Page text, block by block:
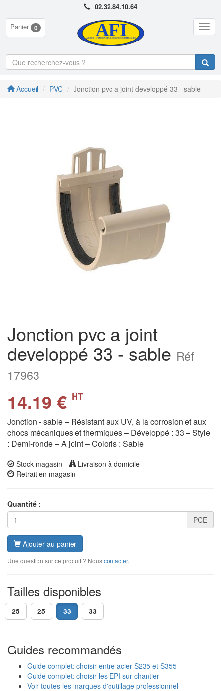
02.32.84.10.64
Panier 0
Accueil PVC Jonction pvc a joint developpé 33 - sable
Jonction pvc a joint
developpé 33 - sable Réf
17963
14.19 € HT
Jonction - sable – Résistant aux UV, à la corrosion et aux
chocs mécaniques et thermiques – Développé : 33 – Style
: Demi-ronde – A joint – Coloris : Sable
Stock magasin
Livraison à domicile
Retrait en magasin
Quantité :
PCE
Ajouter au panier
Une question sur ce produit ? Nouscontacter.
Tailles disponibles
25 25 33 33
Guides recommandés
Guide complet: choisir entre acier S235 et S355
Guide complet: choisir les EPI sur chantier
Voir toutes les marques d'outillage professionnel